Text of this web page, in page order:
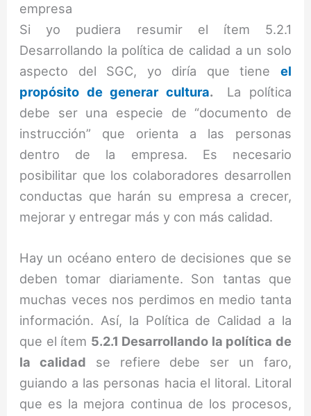
empresa
Si yo pudiera resumir el ítem 5.2.1
Desarrollando la política de calidad a un solo
aspecto del SGC, yo diría que tiene el
propósito de generar cultura.
La política
debe ser una especie de “documento de
instrucción” que orienta a las personas
dentro de la empresa. Es necesario
posibilitar que los colaboradores desarrollen
conductas que harán su empresa a crecer,
mejorar y entregar más y con más calidad.
Hay un océano entero de decisiones que se
deben tomar diariamente. Son tantas que
muchas veces nos perdimos en medio tanta
información. Así, la Política de Calidad a la
que el ítem 5.2.1 Desarrollando la política de
la calidad se refiere debe ser un faro,
guiando a las personas hacia el litoral. Litoral
que es la mejora continua de los procesos,